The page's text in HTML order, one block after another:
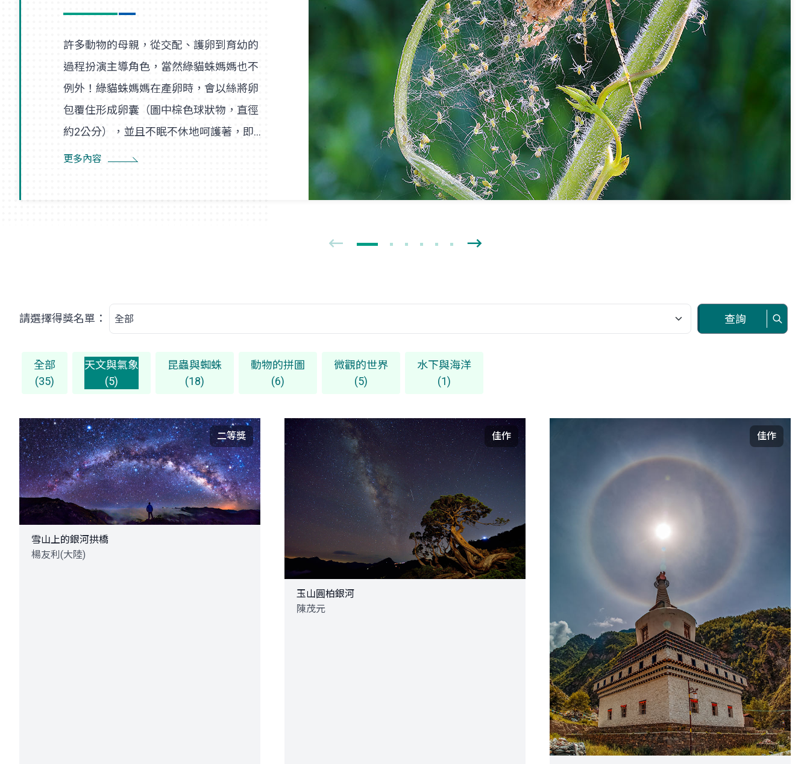
許多動物的母親，從交配、護卵到育幼的
過程扮演主導角色，當然綠貓蛛媽媽也不
例外！綠貓蛛媽媽在產卵時，會以絲將卵
包覆住形成卵囊（圖中棕色球狀物，直徑
約2公分），並且不眠不休地呵護著，即使
尋找食物也是在一定範圍內，隨時防患並
更多內容
請選擇得獎名單： 查詢
全部
(35)
天文與氣象
(5)
昆蟲與蜘蛛
(18)
動物的拼圖
(6)
微觀的世界
(5)
水下與海洋
(1)
二等獎
雪山上的銀河拱橋
楊友利(大陸)
佳作
玉山圓柏銀河
陳茂元
佳作